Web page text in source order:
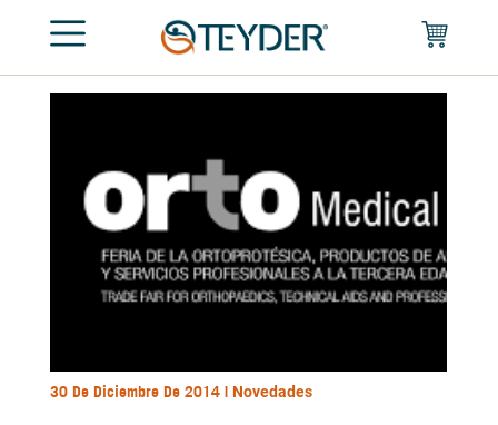
30 De Diciembre De 2014 | Novedades